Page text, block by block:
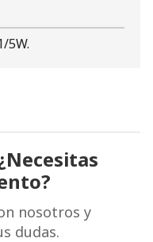
5W.
nosotros y
dudas.